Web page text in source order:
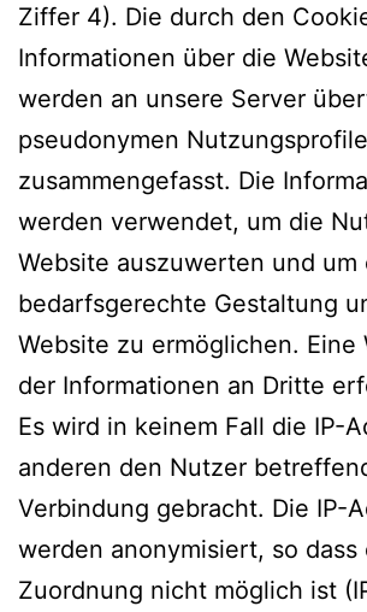
Ziffer 4). Die durch den
Informationen über die
werden an unsere Server
pseudonymen
zusammengefasst. Die
werden verwendet, um die
Website auszuwerten und um
bedarfsgerechte Gestaltung
Website zu ermöglichen. Eine
der Informationen an Dritte
Es wird in keinem Fall die IP-
anderen den Nutzer
Verbindung gebracht. Die IP-
werden anonymisiert, so dass
Zuordnung nicht möglich ist